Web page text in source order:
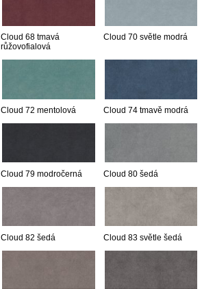
Cloud 68 tmavá
růžovofialová
Cloud 70 světle modrá
Cloud 72 mentolová Cloud 74 tmavě modrá
Cloud 79 modročerná Cloud 80 šedá
Cloud 82 šedá Cloud 83 světle šedá